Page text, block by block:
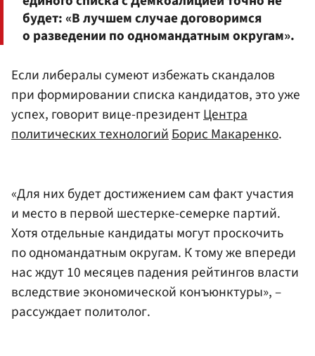
будет: «В лучшем случае договоримся
о разведении по одномандатным округам».
Если либералы сумеют избежать скандалов
при формировании списка кандидатов, это уже
успех, говорит вице-президентЦентра
политических технологий Борис Макаренко.
«Для них будет достижением сам факт участия
и место в первой шестерке-семерке партий.
Хотя отдельные кандидаты могут проскочить
по одномандатным округам. К тому же впереди
нас ждут 10 месяцев падения рейтингов власти
вследствие экономической конъюнктуры», –
рассуждает политолог.